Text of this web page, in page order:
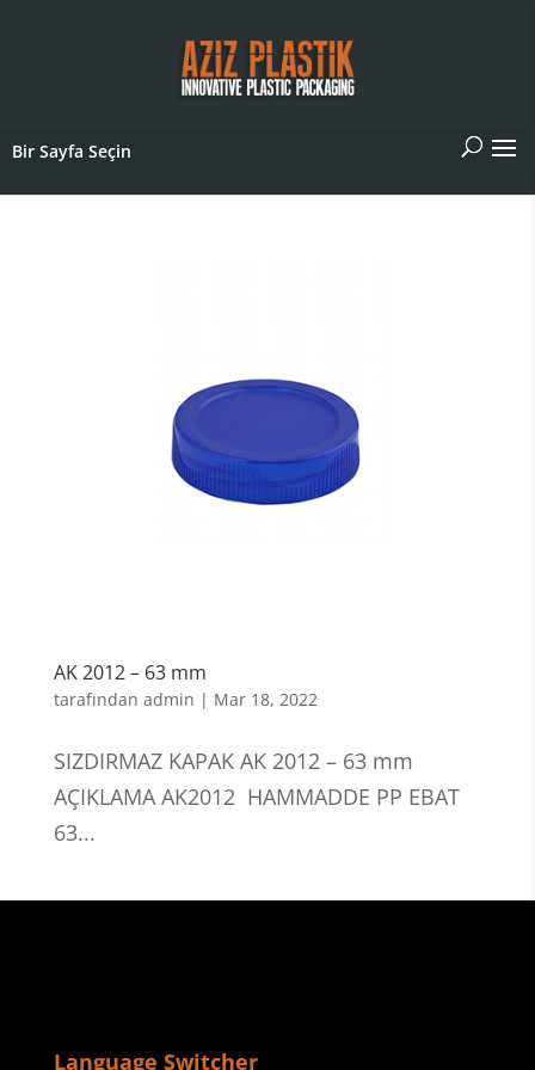
Bir Sayfa Seçin
AK 2012 – 63 mm
tarafından admin | Mar 18, 2022
SIZDIRMAZ KAPAK AK 2012 – 63 mm
AÇIKLAMA AK2012 HAMMADDE PP EBAT
63...
Language Switcher